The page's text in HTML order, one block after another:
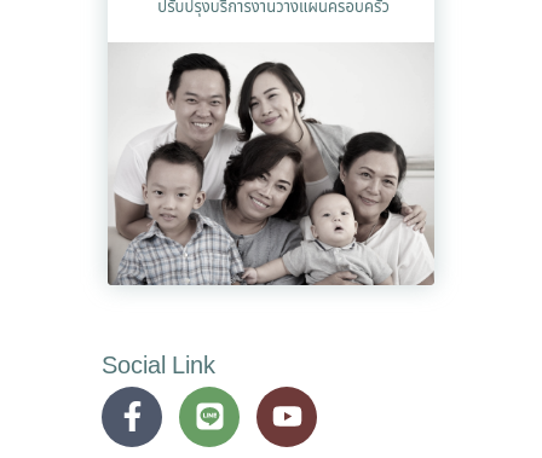
Social Link